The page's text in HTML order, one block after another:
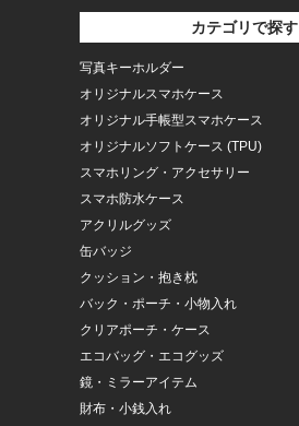
カテゴリで探す
写真キーホルダー
オリジナルスマホケース
オリジナル手帳型スマホケース
オリジナルソフトケース (TPU)
スマホリング・アクセサリー
スマホ防水ケース
アクリルグッズ
缶バッジ
クッション・抱き枕
バック・ポーチ・小物入れ
クリアポーチ・ケース
エコバッグ・エコグッズ
鏡・ミラーアイテム
財布・小銭入れ